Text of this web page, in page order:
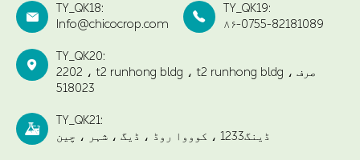

TY_QK18:
Info@chicocrop.com

TY_QK19:
۸۶-0755-82181089

TY_QK20:
2202 ، t2 runhong bldg ، t2 runhong bldg ، صرف
518023

TY_QK21:
ڈینگ1233 ، کوووا روڈ ، ڈیگ ، شہر ، چین